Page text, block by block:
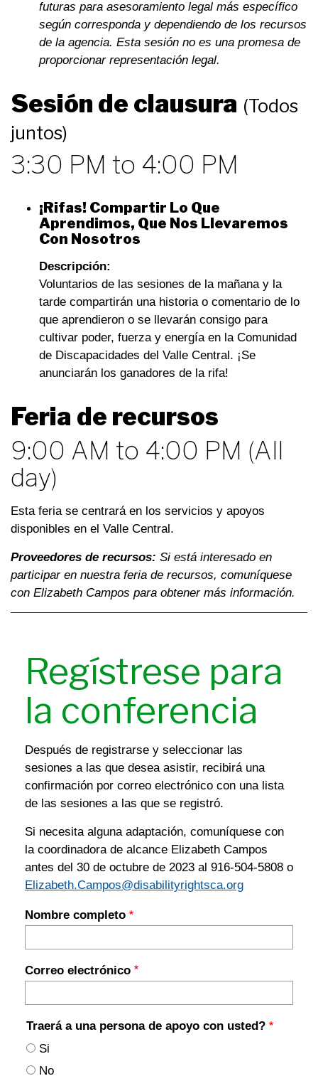
futuras para asesoramiento legal más específico
según corresponda y dependiendo de los recursos
de la agencia. Esta sesión no es una promesa de
proporcionar representación legal.
Sesión de clausura (Todos
juntos)
3:30 PM to 4:00 PM
¡Rifas! Compartir Lo Que
Aprendimos, Que Nos Llevaremos
Con Nosotros
Descripción:
Voluntarios de las sesiones de la mañana y la
tarde compartirán una historia o comentario de lo
que aprendieron o se llevarán consigo para
cultivar poder, fuerza y energía en la Comunidad
de Discapacidades del Valle Central. ¡Se
anunciarán los ganadores de la rifa!
Feria de recursos
9:00 AM to 4:00 PM (All
day)
Esta feria se centrará en los servicios y apoyos
disponibles en el Valle Central.
Proveedores de recursos: Si está interesado en
participar en nuestra feria de recursos, comuníquese
con Elizabeth Campos para obtener más información.
Regístrese para
la conferencia
Después de registrarse y seleccionar las
sesiones a las que desea asistir, recibirá una
confirmación por correo electrónico con una lista
de las sesiones a las que se registró.
Si necesita alguna adaptación, comuníquese con
la coordinadora de alcance Elizabeth Campos
antes del 30 de octubre de 2023 al 916-504-5808 o
Elizabeth.Campos@disabilityrightsca.org
Nombre completo
Correo electrónico
Traerá a una persona de apoyo con usted?
Si
No